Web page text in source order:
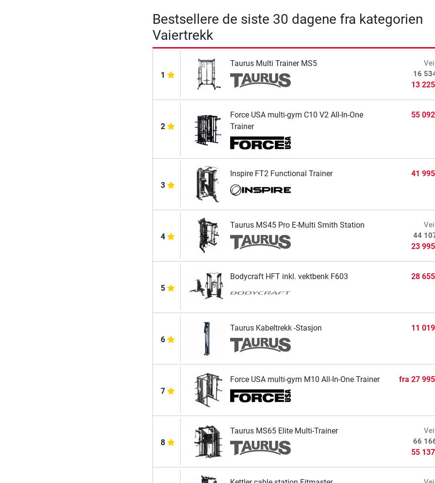
Bestsellere de siste 30 dagene fra kategorien
Vaiertrekk
1
Taurus Multi Trainer MS5
16
13
2
Force USA multi-gym C10 V2 All-In-One
Trainer
55
3
Inspire FT2 Functional Trainer 41
4
Taurus MS45 Pro E-Multi Smith Station
44
23
5
Bodycraft HFT inkl. vektbenk F603 28
6
Taurus Kabeltrekk -Stasjon 11
7
Force USA multi-gym M10 All-In-One Trainer fra27
8
Taurus MS65 Elite Multi-Trainer
66
55